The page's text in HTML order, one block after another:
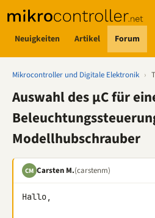
Neuigkeiten Artikel Forum
Mikrocontroller und Digitale Elektronik ›
Auswahl des µC für
Modellhubschrauber
CM Carsten M.(carstenm)
Hallo,